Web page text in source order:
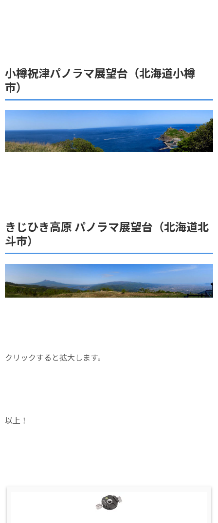
小樽祝津パノラマ展望台（北海道小樽
市）
きじひき高原 パノラマ展望台（北海道北
斗市）
クリックすると拡大します。
以上！